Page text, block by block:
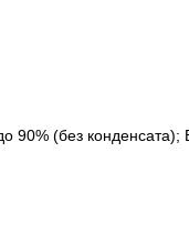
(без конденсата);